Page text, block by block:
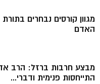
מגוון קורסים נבחרים
האדם
מבצע חרבות ברזל: הרב
התייחסות פנימית ודברי...